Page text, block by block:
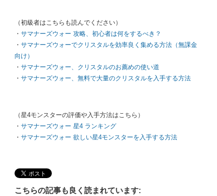
（初級者はこちらも読んでください）
・ サマナーズウォー 攻略、初心者は何をするべき？
・ サマナーズウォーでクリスタルを効率良く集める方法（無課金
向け）
・ サマナーズウォー、クリスタルのお薦めの使い道
・ サマナーズウォー、無料で大量のクリスタルを入手する方法
（星4モンスターの評価や入手方法はこちら）
・ サマナーズウォー 星4 ランキング
・ サマナーズウォー 欲しい星4モンスターを入手する方法
こちらの記事も良く読まれています: